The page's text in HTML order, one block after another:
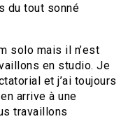
du tout sonné
solo mais il n’est
en studio. Je
et j’ai toujours
arrive à une
travaillons